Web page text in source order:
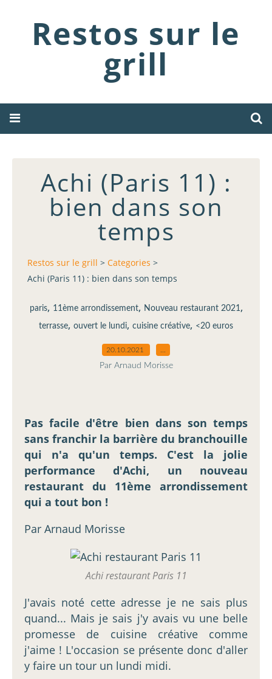
Restos sur le
grill
Achi (Paris 11) :
bien dans son
temps
Restos sur le grill > Categories >
Achi (Paris 11) : bien dans son temps
paris, 11ème arrondissement, Nouveau restaurant 2021 ,
terrasse, ouvert le lundi, cuisine créative, <20 euros
20.10.2021
Par Arnaud Morisse
Pas facile d'être bien dans son temps
sans franchir la barrière du branchouille
qui n'a qu'un temps. C'est la jolie
performance d'Achi, un nouveau
restaurant du 11ème arrondissement
qui a tout bon !
Par Arnaud Morisse
Achi restaurant Paris 11
J'avais noté cette adresse je ne sais plus
quand... Mais je sais j'y avais vu une belle
promesse de cuisine créative comme
j'aime ! L'occasion se présente donc d'aller
y faire un tour un lundi midi.